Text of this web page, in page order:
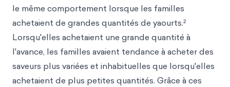
le même comportement lorsque les familles
achetaient de grandes quantités de yaourts.²
Lorsqu'elles achetaient une grande quantité à
l'avance, les familles avaient tendance à acheter des
saveurs plus variées et inhabituelles que lorsqu'elles
achetaient de plus petites quantités. Grâce à ces